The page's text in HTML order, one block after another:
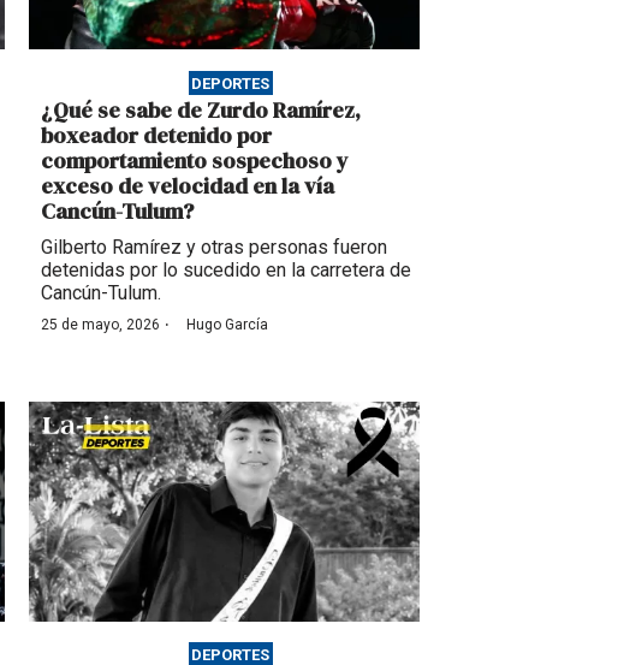
DEPORTES
¿Qué se sabe de Zurdo Ramírez,
boxeador detenido por
comportamiento sospechoso y
exceso de velocidad en la vía
Cancún-Tulum?
Gilberto Ramírez y otras personas fueron
detenidas por lo sucedido en la carretera de
Cancún-Tulum.
25 de mayo, 2026 · Hugo García
DEPORTES